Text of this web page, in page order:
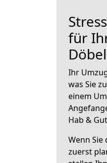
für
Ihr
was Sie
einem
Hab &
Wenn
zuerst